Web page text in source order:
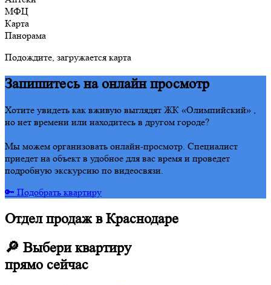
МФЦ
Карта
Панорама
Подождите, загружается карта
Запишитесь на онлайн просмотр
Хотите увидеть как вживую выглядят ЖК «Олимпийский» ,
но нет времени или находитесь в другом городе?
Мы можем организовать онлайн-просмотр. Специалист
приедет на объект в удобное для вас время и проведет
подробную экскурсию по видеосвязи.
🔑 Подобрать квартиру
Отдел продаж в Краснодаре
🔎 Выбери квартиру
прямо сейчас